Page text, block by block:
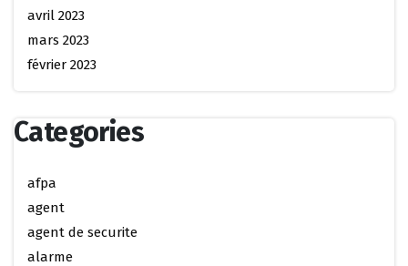
avril 2023
mars 2023
février 2023
Categories
afpa
agent
agent de securite
alarme